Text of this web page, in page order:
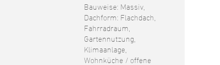
Bauweise: Massiv,
Dachform: Flachdach,
Fahrradraum,
Gartennutzung,
Klimaanlage,
Wohnküche / offene